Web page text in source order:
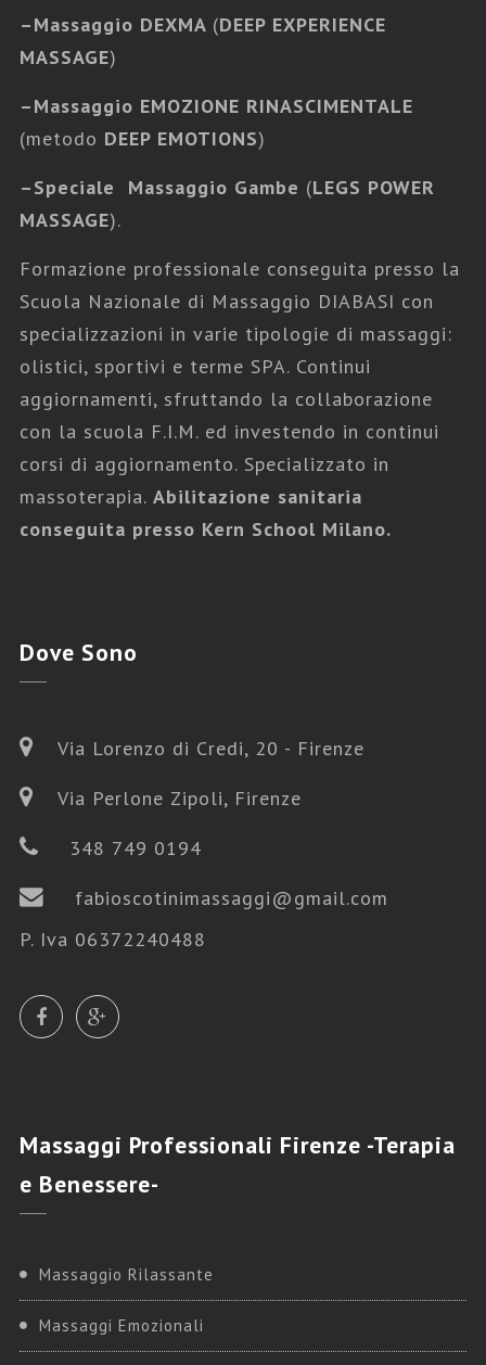
–Massaggio DEXMA (DEEP EXPERIENCE
MASSAGE)
–Massaggio EMOZIONE RINASCIMENTALE
(metodo DEEP EMOTIONS)
–Speciale Massaggio Gambe (LEGS POWER
MASSAGE).
Formazione professionale conseguita presso la
Scuola Nazionale di Massaggio DIABASI con
specializzazioni in varie tipologie di massaggi:
olistici, sportivi e terme SPA. Continui
aggiornamenti, sfruttando la collaborazione
con la scuola F.I.M. ed investendo in continui
corsi di aggiornamento. Specializzato in
massoterapia. Abilitazione sanitaria
conseguita presso Kern School Milano.
Dove Sono
Via Lorenzo di Credi, 20 - Firenze
Via Perlone Zipoli, Firenze
348 749 0194
fabioscotinimassaggi@gmail.com
P. Iva 06372240488
Massaggi Professionali Firenze -Terapia
e Benessere-
Massaggio Rilassante
Massaggi Emozionali